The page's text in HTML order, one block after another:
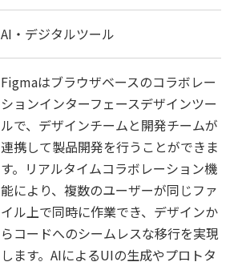
AI・デジタルツール
Figmaはブラウザベースのコラボレー
ションインターフェースデザインツー
ルで、デザインチームと開発チームが
連携して製品開発を行うことができま
す。リアルタイムコラボレーション機
能により、複数のユーザーが同じファ
イル上で同時に作業でき、デザインか
らコードへのシームレスな移行を実現
します。AIによるUIの生成やプロトタ